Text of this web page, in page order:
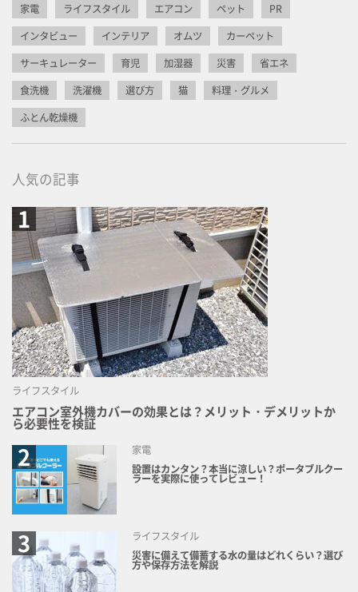
家電 ライフスタイル エアコン ペット
PR
インタビュー
インテリア オムツ
カーペット
サーキュレーター
育児 加湿器 災害
省エネ
食洗機
洗濯機 選び方 猫
料理・グルメ
ふとん乾燥機
人気の記事
ライフスタイル
エアコン室外機カバーの効果とは？メリット・デメリットか
ら必要性を検証
家電
設置はカンタン？本当に涼しい？ポータブルクー
ラーを実際に使ってレビュー！
ライフスタイル
災害に備えて備蓄する水の量はどれくらい？選び
方や保存方法を解説